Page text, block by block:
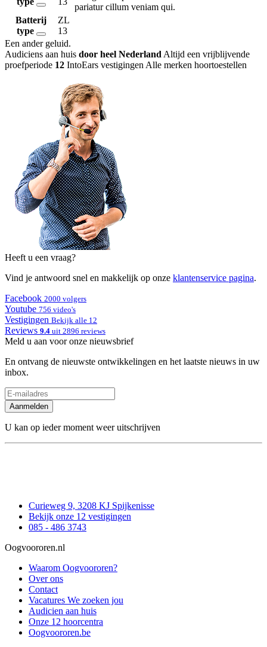
pariatur cillum veniam qui.
Batterij
type
ZL
13
Een ander geluid.
Audiciens aan huis door heel Nederland Altijd een vrijblijvende
proefperiode 12 IntoEars vestigingen Alle merken hoortoestellen
Heeft u een vraag?
Vind je antwoord snel en makkelijk op onze klantenservice pagina.
Facebook 2000 volgers
Youtube 756 video's
Vestigingen Bekijk alle 12
Reviews 9.4 uit 2896 reviews
Meld u aan voor onze nieuwsbrief
En ontvang de nieuwste ontwikkelingen en het laatste nieuws in uw
inbox.
Aanmelden
U kan op ieder moment weer uitschrijven
Curieweg 9, 3208 KJ Spijkenisse
Bekijk onze 12 vestigingen
085 - 486 3743
Oogvoororen.nl
Waarom Oogvoororen?
Over ons
Contact
Vacatures We zoeken jou
Audicien aan huis
Onze 12 hoorcentra
Oogvoororen.be